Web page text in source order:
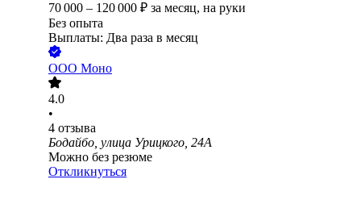
70 000 – 120 000 ₽ за месяц, на руки
Без опыта
Выплаты: Два раза в месяц
ООО Моно
4.0
•
4 отзыва
Бодайбо, улица Урицкого, 24А
Можно без резюме
Откликнуться